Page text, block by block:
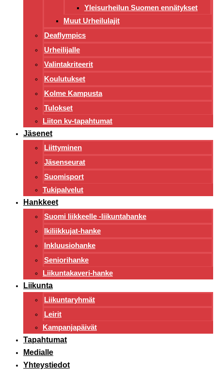
Yleisurheilun Suomen ennätykset
Muut Urheilulajit
Deaflympics
Urheilijalle
Valintakriteerit
Koulutukset
Kolme Kampusta
Tulokset
Liiton kv-tapahtumat
Jäsenet
Liittyminen
Jäsenseurat
Suomisport
Tukipalvelut
Hankkeet
Suomi liikkeelle -liikuntahanke
Ikiliikkujat-hanke
Inkluusiohanke
Seniorihanke
Liikuntakaveri-hanke
Liikunta
Liikuntaryhmät
Leirit
Kampanjapäivät
Tapahtumat
Medialle
Yhteystiedot